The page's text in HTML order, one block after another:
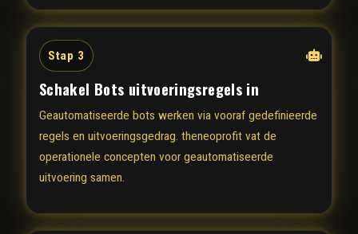
Stap 3
Schakel Bots uitvoeringsregels in
Geautomatiseerde bots werken via vooraf gedefinieerde
regels en uitvoeringsgedrag. theneoprofit vat de
operationele concepten voor geautomatiseerde
uitvoering samen.